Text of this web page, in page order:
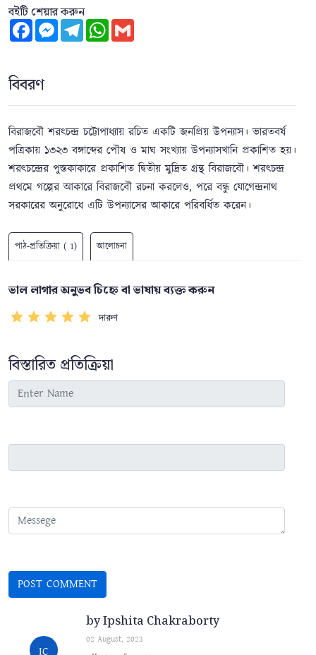
বইটি শেয়ার করুন
FacebookMessengerTelegramWhatsApp
বিবরণ
বিরাজবৌ শরৎচন্দ্র চট্টোপাধ্যায় রচিত একটি জনপ্রিয় উপন্যাস। ভারতবর্ষ
পত্রিকায় ১৩২৩ বঙ্গাব্দের পৌষ ও মাঘ সংখ্যায় উপন্যাসখানি প্রকাশিত হয়।
শরৎচন্দ্রের পুস্তকাকারে প্রকাশিত দ্বিতীয় মুদ্রিত গ্রন্থ বিরাজবৌ। শরৎচন্দ্র
প্রথমে গল্পের আকারে বিরাজবৌ রচনা করলেও, পরে বন্ধু যোগেন্দ্রনাথ
সরকারের অনুরোধে এটি উপন্যাসের আকারে পরিবর্ধিত করেন।
পাঠ-প্রতিক্রিয়া ( 1) আলোচনা
ভাল লাগার অনুভব চিহ্নে বা ভাষায় ব্যক্ত করুন
দারুণ
বিস্তারিত প্রতিক্রিয়া
by Ipshita Chakraborty
02 August, 2023